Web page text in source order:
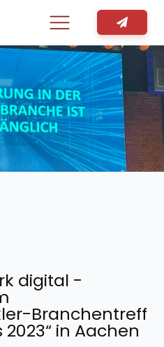
digital -
Branchentreff
in Aachen